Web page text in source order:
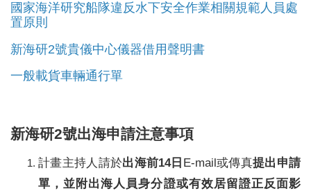
國家海洋研究船隊違反水下安全作業相關規範人員處
置原則
新海研2號貴儀中心儀器借用聲明書
一般載貨車輛通行單
新海研2號出海申請注意事項
計畫主持人請於出海前14日 E-mail或傳真提出申請
單 ，並附出海人員身分證或有效居留證正反面影